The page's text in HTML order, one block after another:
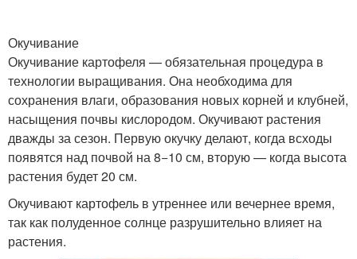
Окучивание
Окучивание картофеля — обязательная процедура в
технологии выращивания. Она необходима для
сохранения влаги, образования новых корней и клубней,
насыщения почвы кислородом. Окучивают растения
дважды за сезон. Первую окучку делают, когда всходы
появятся над почвой на 8−10 см, вторую — когда высота
растения будет 20 см.
Окучивают картофель в утреннее или вечернее время,
так как полуденное солнце разрушительно влияет на
растения.